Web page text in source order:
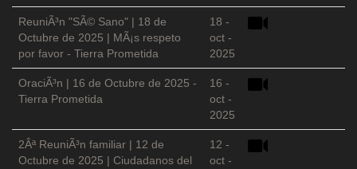
ReuniÃ³n "SÃ© Sano" | 18 de
Octubre de 2025 | MÃ¡s respeto
por favor - Tierra Prometida
18 -
oct -
2025
OraciÃ³n | 16 de Octubre de 2025 -
Tierra Prometida
16 -
oct -
2025
2Âª ReuniÃ³n familiar | 12 de
Octubre de 2025 | Ciudadanos del
12 -
oct -